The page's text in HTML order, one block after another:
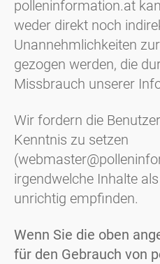
polleninformation.at
weder direkt noch
Unannehmlichkeiten
gezogen werden, die
Missbrauch unserer
Wir fordern die
Kenntnis zu setzen
irgendwelche Inhalte
unrichtig empfinden.
Wenn Sie die oben
für den Gebrauch von